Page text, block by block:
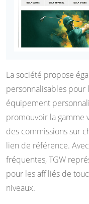
La société propose
personnalisables pour
équipement
promouvoir la gamme
des commissions sur
lien de référence.
fréquentes, TGW
pour les affiliés de
niveaux.